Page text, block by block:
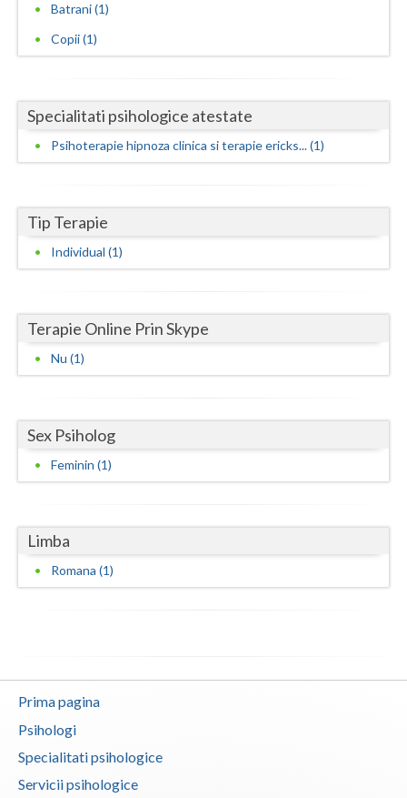
Maramures
Mehedinti
Neamt
Olt
Salaj
Satu-Mare
Suceava
Teleorman
Timis
Tulcea
Vaslui
Vrancea
Batrani (1)
Copii (1)
Specialitati psihologice atestate
Psihoterapie hipnoza clinica si terapie ericks... (1)
Tip Terapie
Individual (1)
Terapie Online Prin Skype
Nu (1)
Sex Psiholog
Feminin (1)
Limba
Romana (1)
Prima pagina
Psihologi
Specialitati psihologice
Servicii psihologice